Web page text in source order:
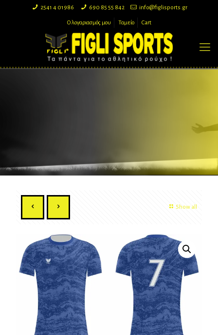
2541 4 01986 690 85 55 842 info@figlisports.gr
Ο λογαριασμός μου Ταμείο Cart
Show all